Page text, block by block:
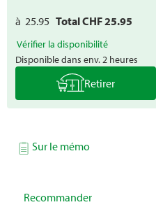
à 25.95 Total CHF25.95
Vérifier la disponibilité
Disponible dans env. 2 heures
Retirer
Sur le mémo
Recommander